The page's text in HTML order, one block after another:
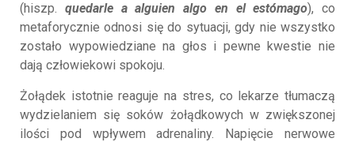
(hiszp. quedarle a alguien algo en el estómago), co
metaforycznie odnosi się do sytuacji, gdy nie wszystko
zostało wypowiedziane na głos i pewne kwestie nie
dają człowiekowi spokoju.
Żołądek istotnie reaguje na stres, co lekarze tłumaczą
wydzielaniem się soków żołądkowych w zwiększonej
ilości pod wpływem adrenaliny. Napięcie nerwowe